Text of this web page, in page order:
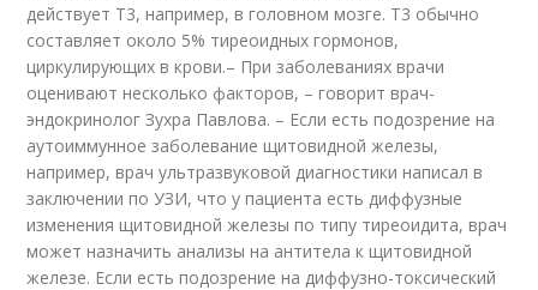
действует Т3, например, в головном мозге. Т3 обычно
составляет около 5% тиреоидных гормонов,
циркулирующих в крови.– При заболеваниях врачи
оценивают несколько факторов, – говорит врач-
эндокринолог Зухра Павлова. – Если есть подозрение на
аутоиммунное заболевание щитовидной железы,
например, врач ультразвуковой диагностики написал в
заключении по УЗИ, что у пациента есть диффузные
изменения щитовидной железы по типу тиреоидита, врач
может назначить анализы на антитела к щитовидной
железе. Если есть подозрение на диффузно-токсический